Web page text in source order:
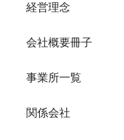
経営理念
会社概要冊子
事業所一覧
関係会社